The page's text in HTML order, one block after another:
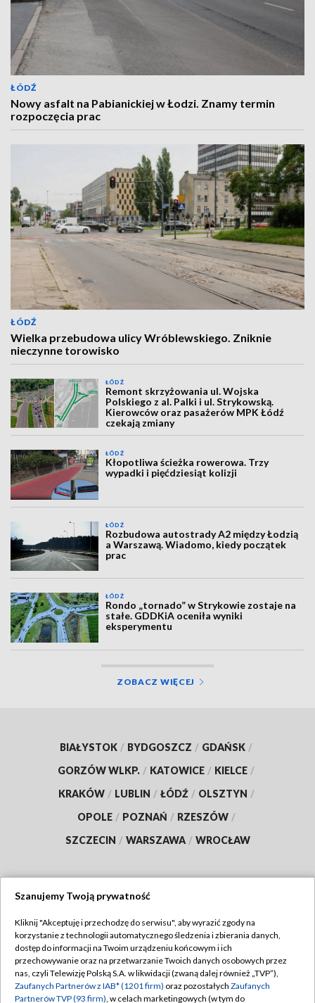
ŁÓDŹ
Nowy asfalt na Pabianickiej w Łodzi. Znamy termin
rozpoczęcia prac
ŁÓDŹ
Wielka przebudowa ulicy Wróblewskiego. Zniknie
nieczynne torowisko
ŁÓDŹ
Remont skrzyżowania ul. Wojska
Polskiego z al. Palki i ul. Strykowską.
Kierowców oraz pasażerów MPK Łódź
czekają zmiany
ŁÓDŹ
Kłopotliwa ścieżka rowerowa. Trzy
wypadki i pięćdziesiąt kolizji
ŁÓDŹ
Rozbudowa autostrady A2 między Łodzią
a Warszawą. Wiadomo, kiedy początek
prac
ŁÓDŹ
Rondo „tornado” w Strykowie zostaje na
stałe. GDDKiA oceniła wyniki
eksperymentu
ZOBACZ WIĘCEJ
BIAŁYSTOK / BYDGOSZCZ / GDAŃSK /
GORZÓW WLKP. / KATOWICE / KIELCE /
KRAKÓW / LUBLIN / ŁÓDŹ / OLSZTYN /
OPOLE / POZNAŃ / RZESZÓW /
SZCZECIN / WARSZAWA / WROCŁAW
TVP
Abonament TVP
Emisja w TVP
Regulamin TVP
Polityka prywatności
Szanujemy Twoją prywatność
Kliknij "Akceptuję i przechodzę do serwisu", aby wyrazić zgody na
korzystanie z technologii automatycznego śledzenia i zbierania danych,
dostęp do informacji na Twoim urządzeniu końcowym i ich
przechowywanie oraz na przetwarzanie Twoich danych osobowych przez
nas, czyli Telewizję Polską S.A. w likwidacji (zwaną dalej również „TVP”),
Zaufanych Partnerów z IAB* (1201 firm) oraz pozostałych Zaufanych
Partnerów TVP (93 firm), w celach marketingowych (w tym do